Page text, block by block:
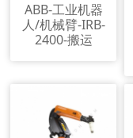
ABB-工业机器
人/机械臂-IRB-
2400-搬运